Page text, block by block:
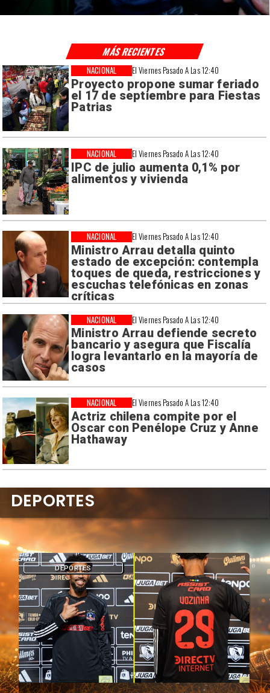
El Viernes Pasado A Las 12:40
Proyecto propone sumar feriado
el 17 de septiembre para Fiestas
Patrias
NACIONAL
El Viernes Pasado A Las 12:40
IPC de julio aumenta 0,1% por
alimentos y vivienda
NACIONAL
El Viernes Pasado A Las 12:40
Ministro Arrau detalla quinto
estado de excepción: contempla
toques de queda, restricciones y
escuchas telefónicas en zonas
críticas
NACIONAL
El Viernes Pasado A Las 12:40
Ministro Arrau defiende secreto
bancario y asegura que Fiscalía
logra levantarlo en la mayoría de
casos
NACIONAL
El Viernes Pasado A Las 12:40
Actriz chilena compite por el
Oscar con Penélope Cruz y Anne
Hathaway
NACIONAL
MÁS RECIENTES
DEPORTES
DEPORTES